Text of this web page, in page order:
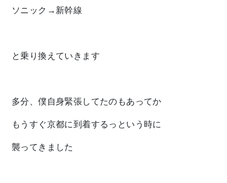
ソニック→新幹線
と乗り換えていきます
多分、僕自身緊張してたのもあってか
もうすぐ京都に到着するっという時に
襲ってきました